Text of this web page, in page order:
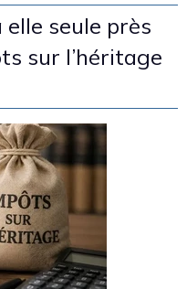
seule près
sur l’héritage